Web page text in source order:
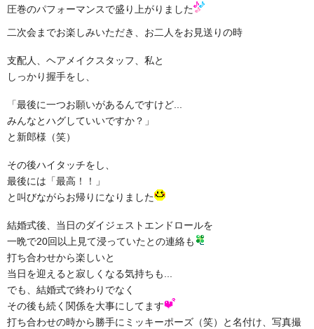
圧巻のパフォーマンスで盛り上がりました
二次会までお楽しみいただき、 お二人をお見送りの時
支配人、ヘアメイクスタッフ、私と
しっかり握手をし、
「最後に一つお願いがあるんですけど...
みんなとハグしていいですか？」
と新郎様（笑）
その後ハイタッチをし、
最後には「最高！！」
と叫びながらお帰りになりました
結婚式後、当日のダイジェストエンドロールを
一晩で20回以上見て浸っていたとの連絡も
打ち合わせから楽しいと
当日を迎えると寂しくなる気持ちも...
でも、結婚式で終わりでなく
その後も続く関係を大事にしてます
打ち合わせの時から勝手にミッキーポーズ（笑）と名付け、写真撮